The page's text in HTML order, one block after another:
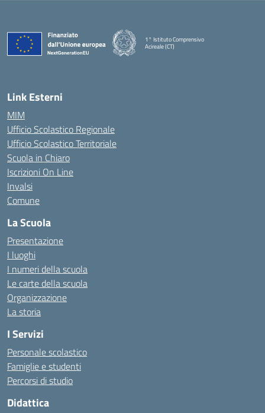
1° Istituto Comprensivo
Acireale (CT)
Link Esterni
MIM
Ufficio Scolastico Regionale
Ufficio Scolastico Territoriale
Scuola in Chiaro
Iscrizioni On Line
Invalsi
Comune
La Scuola
Presentazione
I luoghi
I numeri della scuola
Le carte della scuola
Organizzazione
La storia
I Servizi
Personale scolastico
Famiglie e studenti
Percorsi di studio
Didattica